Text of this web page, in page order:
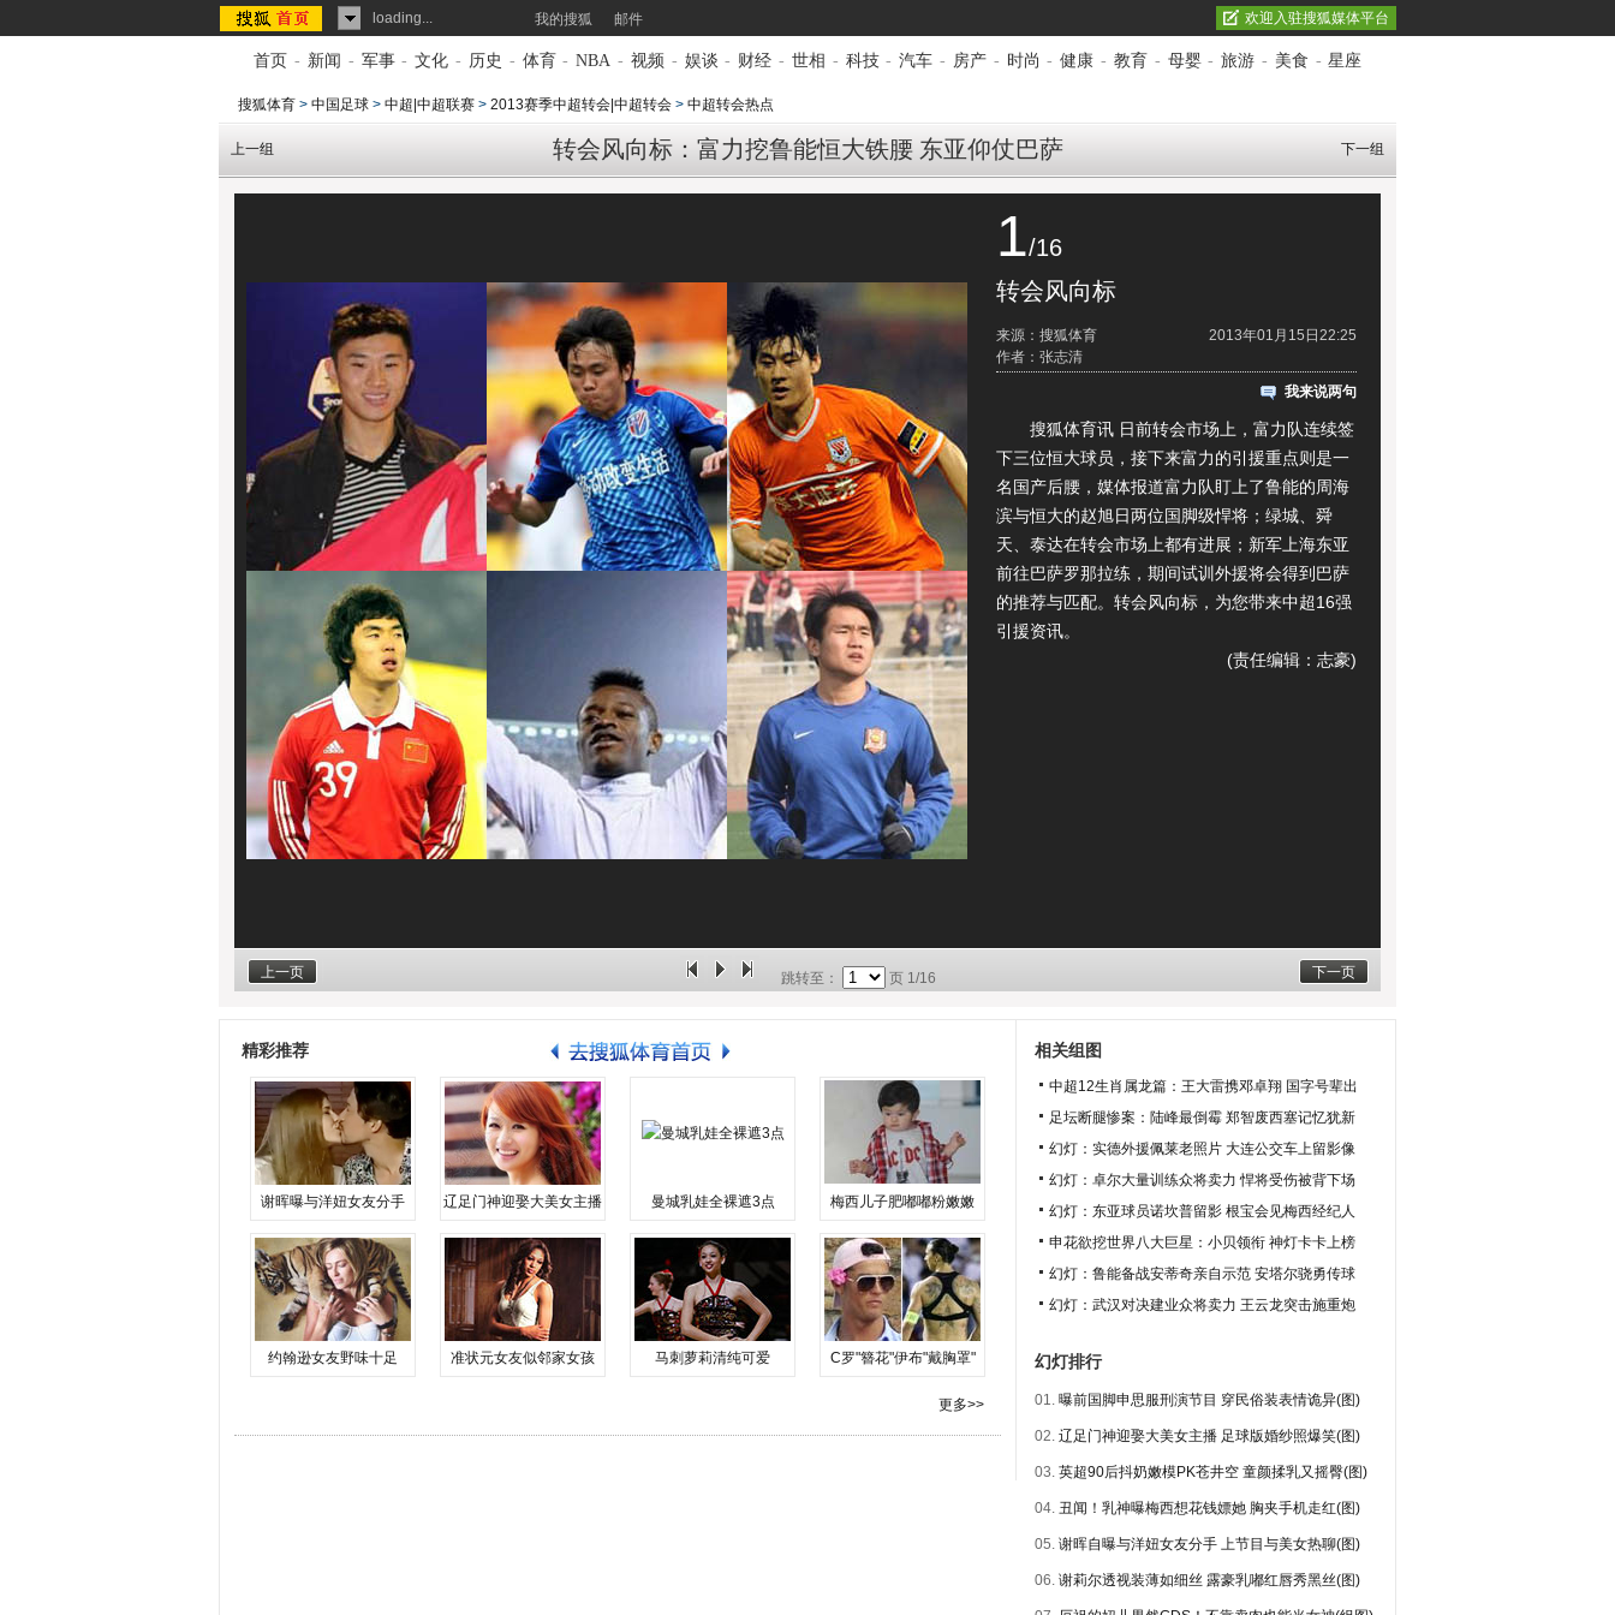
loading... 我的搜狐 邮件 欢迎入驻搜狐媒体平台
首页 - 新闻 - 军事 - 文化 - 历史 - 体育 - NBA - 视频 - 娱谈 - 财经 - 世相 - 科技 - 汽车 - 房产 - 时尚 - 健康 - 教育 - 母婴 - 旅游 - 美食 - 星座
搜狐体育 > 中国足球 > 中超|中超联赛 > 2013赛季中超转会|中超转会 > 中超转会热点
转会风向标：富力挖鲁能恒大铁腰 东亚仰仗巴萨
上一组 下一组
1/16
转会风向标
2013年01月15日22:25
来源：搜狐体育
作者：张志清
我来说两句
搜狐体育讯 日前转会市场上，富力队连续签
下三位恒大球员，接下来富力的引援重点则是一
名国产后腰，媒体报道富力队盯上了鲁能的周海
滨与恒大的赵旭日两位国脚级悍将；绿城、舜
天、泰达在转会市场上都有进展；新军上海东亚
前往巴萨罗那拉练，期间试训外援将会得到巴萨
的推荐与匹配。转会风向标，为您带来中超16强
引援资讯。
(责任编辑：志豪)
上一页 下一页
跳转至： 页 1/16
精彩推荐
谢晖曝与洋妞女友分手 辽足门神迎娶大美女主播 曼城乳娃全裸遮3点 梅西儿子肥嘟嘟粉嫩嫩
约翰逊女友野味十足 准状元女友似邻家女孩 马刺萝莉清纯可爱 C罗"簪花"伊布"戴胸罩"
更多>>
相关组图
中超12生肖属龙篇：王大雷携邓卓翔 国字号辈出
足坛断腿惨案：陆峰最倒霉 郑智废西塞记忆犹新
幻灯：实德外援佩莱老照片 大连公交车上留影像
幻灯：卓尔大量训练众将卖力 悍将受伤被背下场
幻灯：东亚球员诺坎普留影 根宝会见梅西经纪人
申花欲挖世界八大巨星：小贝领衔 神灯卡卡上榜
幻灯：鲁能备战安蒂奇亲自示范 安塔尔骁勇传球
幻灯：武汉对决建业众将卖力 王云龙突击施重炮
幻灯排行
01. 曝前国脚申思服刑演节目 穿民俗装表情诡异(图)
02. 辽足门神迎娶大美女主播 足球版婚纱照爆笑(图)
03. 英超90后抖奶嫩模PK苍井空 童颜揉乳又摇臀(图)
04. 丑闻！乳神曝梅西想花钱嫖她 胸夹手机走红(图)
05. 谢晖自曝与洋妞女友分手 上节目与美女热聊(图)
06. 谢莉尔透视装薄如细丝 露豪乳嘟红唇秀黑丝(图)